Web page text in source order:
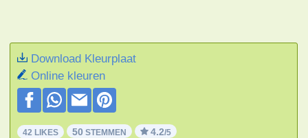
Download Kleurplaat
Online kleuren
42 LIKES 50 STEMMEN 4.2/5